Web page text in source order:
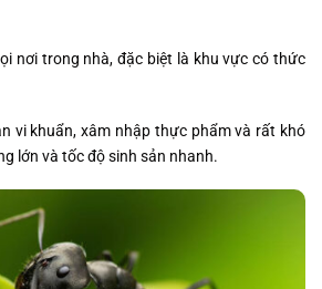
nơi trong nhà, đặc biệt là khu vực có thức
vi khuẩn, xâm nhập thực phẩm và rất khó
lớn và tốc độ sinh sản nhanh.